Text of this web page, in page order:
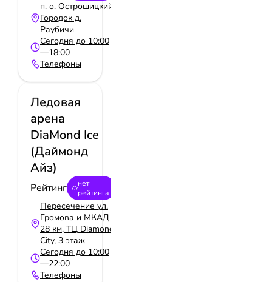
п. о. Острошицкий
Городок д.
Раубичи
Сегодня до 10:00
—18:00
Телефоны
Ледовая
арена
DiaMond Ice
(Даймонд
Айз)
Рейтинг
нет
рейтинга
Пересечение ул.
Громова и МКАД
28 км, ТЦ Diamond
City, 3 этаж
Сегодня до 10:00
—22:00
Телефоны